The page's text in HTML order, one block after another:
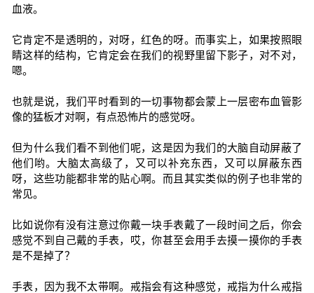
血液。
它肯定不是透明的，对呀，红色的呀。而事实上，如果按照眼
睛这样的结构，它肯定会在我们的视野里留下影子，对不对，
嗯。
也就是说，我们平时看到的一切事物都会蒙上一层密布血管影
像的猛板才对啊，有点恐怖片的感觉呀。
但为什么我们看不到他们呢，这是因为我们的大脑自动屏蔽了
他们哟。大脑太高级了，又可以补充东西，又可以屏蔽东西
呀，这些功能都非常的贴心啊。而且其实类似的例子也非常的
常见。
比如说你有没有注意过你戴一块手表戴了一段时间之后，你会
感觉不到自己戴的手表，哎，你甚至会用手去摸一摸你的手表
是不是掉了？
手表，因为我不太带啊。戒指会有这种感觉，戒指为什么戒指